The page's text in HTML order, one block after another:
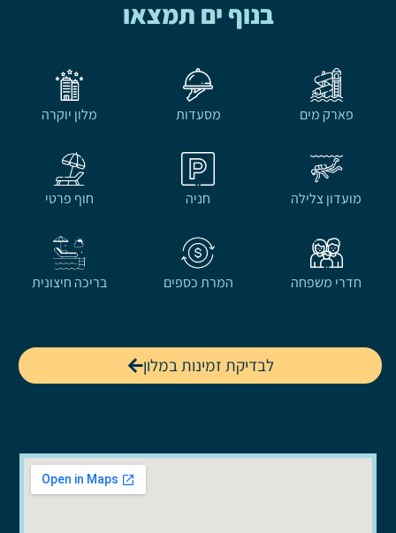
בנוף ים תמצאו
פארק מים מסעדות מלון יוקרה
מועדון צלילה חניה חוף פרטי
חדרי משפחה המרת כספים בריכה חיצונית
לבדיקת זמינות במלון